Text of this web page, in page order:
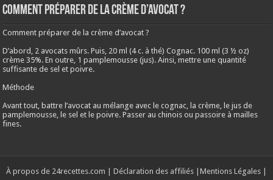
Comment préparer de la crème d’avocat ?
Comment préparer de la crème d’avocat ?
D’abord, 2 avocats mûrs. Puis, 20 ml (4 c. à thé) Cognac. 100 ml (3 ½ oz)
crème 35%. En outre, 1 pamplemousse (jus). Ainsi, mettre une quantité
suffisante de sel et poivre.
Méthode
Avant tout, battre l’avocat au mélange avec le cognac, la crème, le jus de
pamplemousse, le sel et le poivre. Passer au chinois ou passoire à mailles
fines.
À propos de 24recettes.com | Déclaration des affiliés | Mentions Légales |